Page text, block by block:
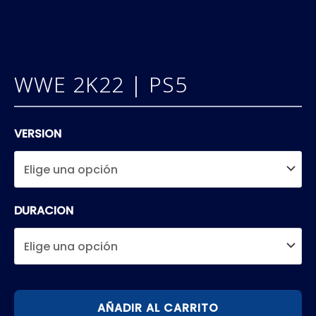
WWE 2K22 | PS5
VERSION
DURACION
WWE
AÑADIR AL CARRITO